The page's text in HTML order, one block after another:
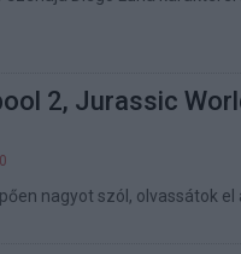
2, Jurassic
nagyot szól, olvassátok el